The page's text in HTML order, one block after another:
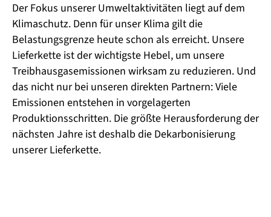
Der Fokus unserer Umweltaktivitäten liegt auf dem
Klimaschutz. Denn für unser Klima gilt die
Belastungsgrenze heute schon als erreicht. Unsere
Lieferkette ist der wichtigste Hebel, um unsere
Treibhausgasemissionen wirksam zu reduzieren. Und
das nicht nur bei unseren direkten Partnern: Viele
Emissionen entstehen in vorgelagerten
Produktionsschritten. Die größte Herausforderung der
nächsten Jahre ist deshalb die Dekarbonisierung
unserer Lieferkette.